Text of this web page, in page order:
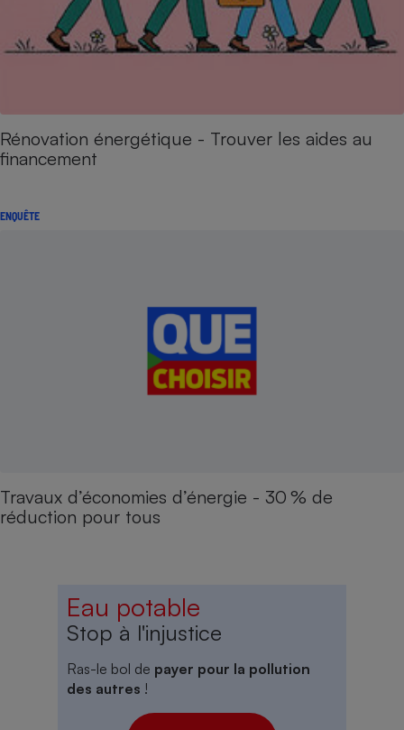
Rénovation énergétique - Trouver les aides au
financement
ENQUÊTE
Travaux d’économies d’énergie - 30 % de
réduction pour tous
Eau potable
Stop à l'injustice
Ras-le bol de payer pour la pollution
des autres !